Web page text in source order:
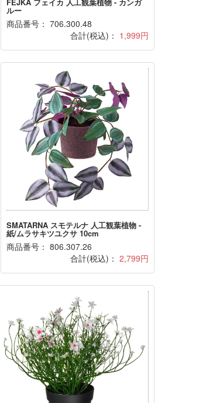
ルー
商品番号： 706.300.48
合計(税込)： 1,999円
SMATARNA スモテルナ 人工観葉植物 -
紙/ムラサキツユクサ 10cm
商品番号： 806.307.26
合計(税込)： 2,799円